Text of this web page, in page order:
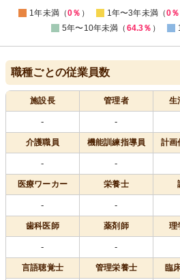
1年未満（0％ ） 1年〜3年未満（0％
5年〜10年未満（ 64.3％ ）
職種ごとの従業員数
施設長 管理者 生
- -
介護職員 機能訓練指導員 計画
- -
医療ワーカー 栄養士
- -
歯科医師 薬剤師 理
- -
言語聴覚士 管理栄養士 臨